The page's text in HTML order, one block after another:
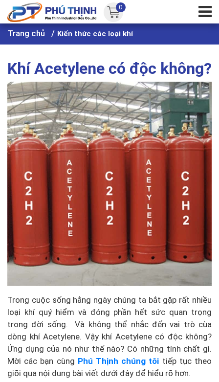
0
Trang chủ Kiến thức các loại khí
Khí Acetylene có độc không?
Trong cuộc sống hằng ngày chúng ta bắt gặp rất nhiều
loại khí quý hiểm và đóng phần hết sức quan trọng
trong đời sống. Và không thể nhắc đến vai trò cùa
dòng khí Acetylene. Vậy khí Acetylene có độc không?
Ứng dụng của nó như thế nào? Có những tính chất gì.
Mời các bạn cùng Phú Thịnh chúng tôi tiếp tục theo
giõi qua nội dung bài viết dưới đây để hiểu rõ hơn.